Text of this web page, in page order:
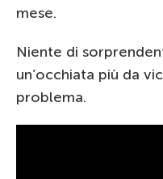
mese.
Niente di
un’occhiata più da
problema.